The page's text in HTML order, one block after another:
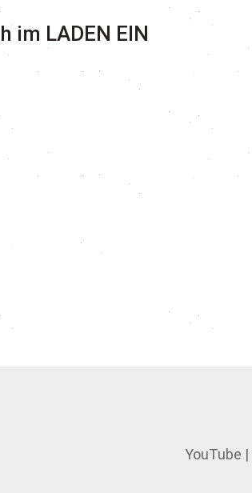
im LADEN EIN
YouTube |